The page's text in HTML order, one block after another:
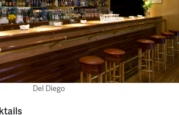
Del Diego